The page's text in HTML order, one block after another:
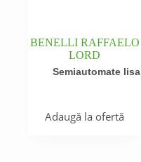
BENELLI RAFFAELO
LORD
Semiautomate lisa
Adaugă la ofertă